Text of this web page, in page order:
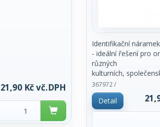
21,90 Kč vč.DPH
Identifikační náramek
- ideální řešení pro
různých
kulturních,
sportovních akcí
- po uzavření nelze
poškození
- min. množství k
367972 /
Detail